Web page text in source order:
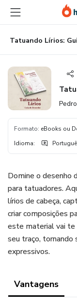
para
conteúdo
principal
para
pagamento
para
rodapé
Formato: eBooks ou
Idioma:
Domine o desenho
para tatuadores.
lírios de cabeça,
criar composições
este material vai te
seu traço, tornando
expressivos.
Vantagens